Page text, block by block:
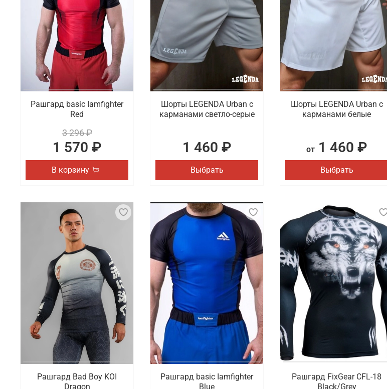
Рашгард basic Iamfighter
Red
3 296 ₽
1 570 ₽
В корзину
Шорты LEGENDA Urban c
карманами светло-серые
1 460 ₽
Выбрать
Шорты LEGENDA Urban c
карманами белые
от 1 460 ₽
Выбрать
Рашгард Bad Boy KOI
Dragon
Рашгард basic Iamfighter
Blue
Рашгард FixGear CFL-18
Black/Grey